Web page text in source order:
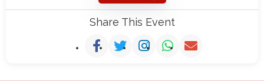
Share This Event